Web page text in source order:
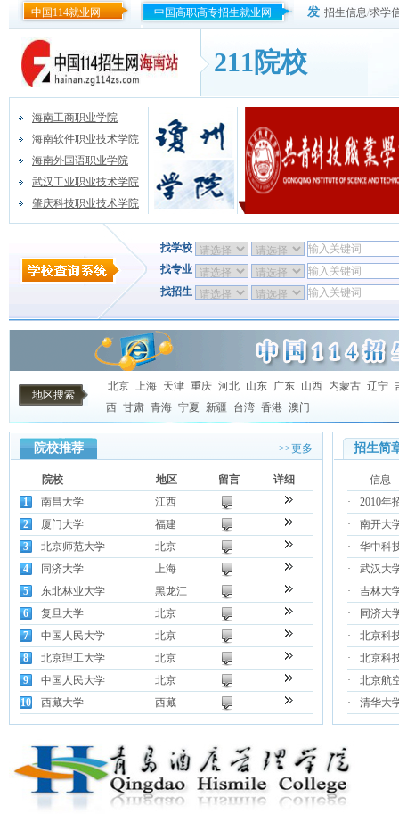
中国114就业网 中国高职高专招生就业网 发 招生信息/求学
211院校
海南工商职业学院
海南软件职业技术学院
海南外国语职业学院
武汉工业职业技术学院
肇庆科技职业技术学院
找学校
找专业
找招生
地区搜索
北京 上海 天津 重庆 河北 山东 广东 山西 内蒙古 辽宁
西 甘肃 青海 宁夏 新疆 台湾 香港 澳门
院校推荐 >>更多
院校 地区 留言
详细
1
南昌大学
江西
2
厦门大学
福建
3
北京师范大学
北京
4
同济大学
上海
5
东北林业大学
黑龙江
6
复旦大学
北京
7
中国人民大学
北京
8
北京理工大学
北京
9
中国人民大学
北京
10
西藏大学 西藏
招生简
信息
·
2010年
·
南开大
·
华中科
·
武汉大
·
吉林大
·
同济大
·
北京科
·
北京科
·
北京航
·
清华大